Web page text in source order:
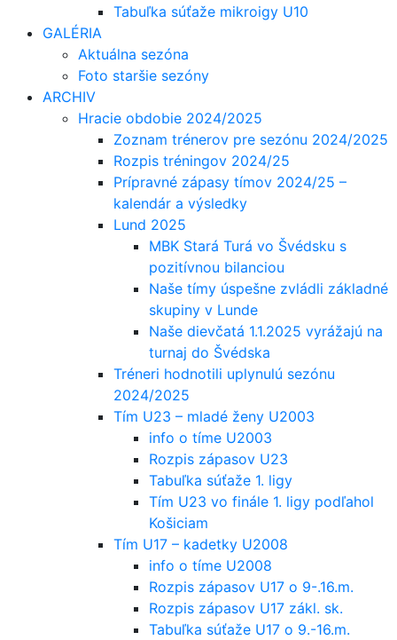
Tabuľka súťaže mikroigy U10
GALÉRIA
Aktuálna sezóna
Foto staršie sezóny
ARCHIV
Hracie obdobie 2024/2025
Zoznam trénerov pre sezónu 2024/2025
Rozpis tréningov 2024/25
Prípravné zápasy tímov 2024/25 –
kalendár a výsledky
Lund 2025
MBK Stará Turá vo Švédsku s
pozitívnou bilanciou
Naše tímy úspešne zvládli základné
skupiny v Lunde
Naše dievčatá 1.1.2025 vyrážajú na
turnaj do Švédska
Tréneri hodnotili uplynulú sezónu
2024/2025
Tím U23 – mladé ženy U2003
info o tíme U2003
Rozpis zápasov U23
Tabuľka súťaže 1. ligy
Tím U23 vo finále 1. ligy podľahol
Košiciam
Tím U17 – kadetky U2008
info o tíme U2008
Rozpis zápasov U17 o 9-.16.m.
Rozpis zápasov U17 zákl. sk.
Tabuľka súťaže U17 o 9.-16.m.